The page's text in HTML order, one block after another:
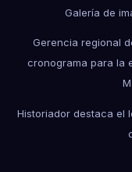
Galería de
Gerencia regional
cronograma para la
Historiador destaca el